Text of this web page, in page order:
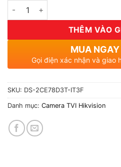
Số lượng
THÊM VÀO
MUA NGAY
Gọi điện xác nhận và giao
SKU: DS-2CE78D3T-IT3F
Danh mục: Camera TVI Hikvision